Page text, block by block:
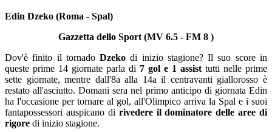
Edin Dzeko (Roma - Spal)
Gazzetta dello Sport (MV 6.5 - FM 8 )
Dov'è finito il tornadoDzeko di inizio stagione? Il suo score in
queste prime 14 giornate parla di 7 gol e 1 assist tutti nelle prime
sette giornate, mentre dall'8a alla 14a il centravanti giallorosso è
restato all'asciutto. Domani sera nel primo anticipo di giornata Edin
ha l'occasione per tornare al gol, all'Olimpico arriva la Spal e i suoi
fantapossessori auspicano di rivedere il dominatore delle aree di
rigore di inizio stagione.